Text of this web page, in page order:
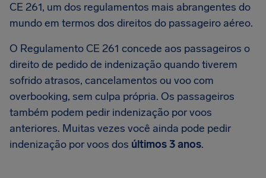
CE 261, um dos regulamentos mais abrangentes do
mundo em termos dos direitos do passageiro aéreo.
O Regulamento CE 261 concede aos passageiros o
direito de pedido de indenização quando tiverem
sofrido atrasos, cancelamentos ou voo com
overbooking, sem culpa própria. Os passageiros
também podem pedir indenização por voos
anteriores. Muitas vezes você ainda pode pedir
indenização por voos dos últimos 3 anos.